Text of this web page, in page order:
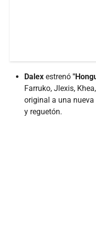
Dalex estrenó
Farruko, Jlexis,
original a una
y reguetón.